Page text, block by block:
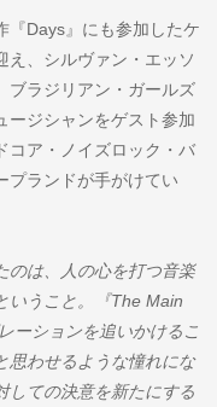
『Days』にも参加したケ
え、シルヴァン・エッソ
ブラジリアン・ガールズ
ージシャンをゲスト参加
コア・ノイズロック・バ
プランドが手がけてい
のは、人の心を打つ音楽
いうこと。『The Main
ーションを追いかけるこ
思わせるような憧れにな
しての決意を新たにする